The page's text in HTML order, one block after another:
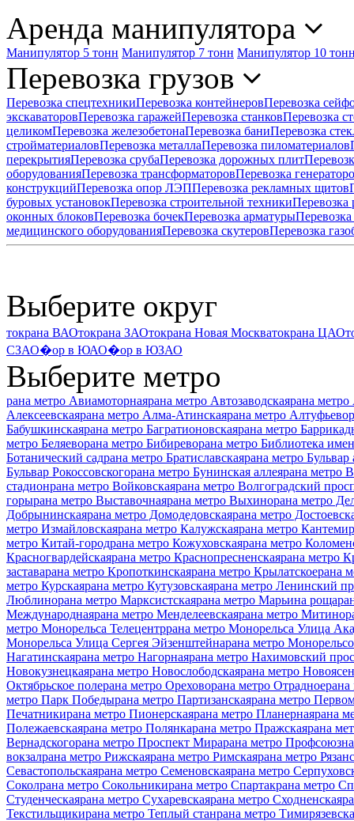
Аренда манипулятора
Манипулятор 5 тонн Манипулятор 7 тонн Манипулятор 10
Перевозка грузов
Перевозка спецтехникиПеревозка контейнеровПеревозка
экскаваторовПеревозка гаражейПеревозка станковПеревозка
целикомПеревозка железобетонаПеревозка баниПеревозка
стройматериаловПеревозка металлаПеревозка пиломатериалов
перекрытияПеревозка срубаПеревозка дорожных плит
оборудованияПеревозка трансформаторовПеревозка
конструкцийПеревозка опор ЛЭППеревозка рекламных щитов
буровых установокПеревозка строительной техникиПеревозка
оконных блоковПеревозка бочекПеревозка арматуры
медицинского оборудованияПеревозка скутеровПеревозка
Выберите округ
токрана ВАОтокрана ЗАОтокрана Новая Москватокрана ЦАО
СЗАО�ор в ЮАО�ор в ЮЗАО
Выберите метро
рана метро Авиамоторнаярана метро Автозаводскаярана метро
Алексеевскаярана метро Алма-Атинскаярана метро Алтуфьево
Бабушкинскаярана метро Багратионовскаярана метро
метро Беляеворана метро Бибиреворана метро Библиотека
Ботанический садрана метро Братиславскаярана метро
Бульвар Рокоссовскогорана метро Бунинская аллеярана метро
стадионрана метро Войковскаярана метро Волгоградский
горырана метро Выставочнаярана метро Выхинорана метро
Добрынинскаярана метро Домодедовскаярана метро
метро Измайловскаярана метро Калужскаярана метро
метро Китай-городрана метро Кожуховскаярана метро
Красногвардейскаярана метро Краснопресненскаярана метро
заставарана метро Кропоткинскаярана метро Крылатскоерана
метро Курскаярана метро Кутузовскаярана метро Ленинский
Люблинорана метро Марксистскаярана метро Марьина роща
Международнаярана метро Менделеевскаярана метро Митино
метро Монорельса Телецентррана метро Монорельса Улица
Монорельса Улица Сергея Эйзенштейнарана метро
Нагатинскаярана метро Нагорнаярана метро Нахимовский
Новокузнецкаярана метро Новослободскаярана метро
Октябрьское полерана метро Ореховорана метро Отрадное
метро Парк Победырана метро Партизанскаярана метро
Печатникирана метро Пионерскаярана метро Планернаярана
Полежаевскаярана метро Полянкарана метро Пражскаярана
Вернадскогорана метро Проспект Мирарана метро
вокзалрана метро Рижскаярана метро Римскаярана метро
Севастопольскаярана метро Семеновскаярана метро
Соколрана метро Сокольникирана метро Спартакрана метро
Студенческаярана метро Сухаревскаярана метро Сходненская
Текстильщикирана метро Теплый станрана метро